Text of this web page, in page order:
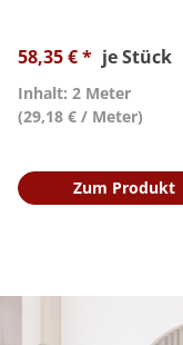
58,35 € * je Stück
Inhalt: 2 Meter
(29,18 € / Meter)
Zum Produkt